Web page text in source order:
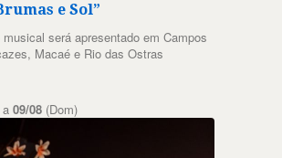
e Sol”
será apresentado em Campos
Macaé e Rio das Ostras
a 09/08 (Dom)